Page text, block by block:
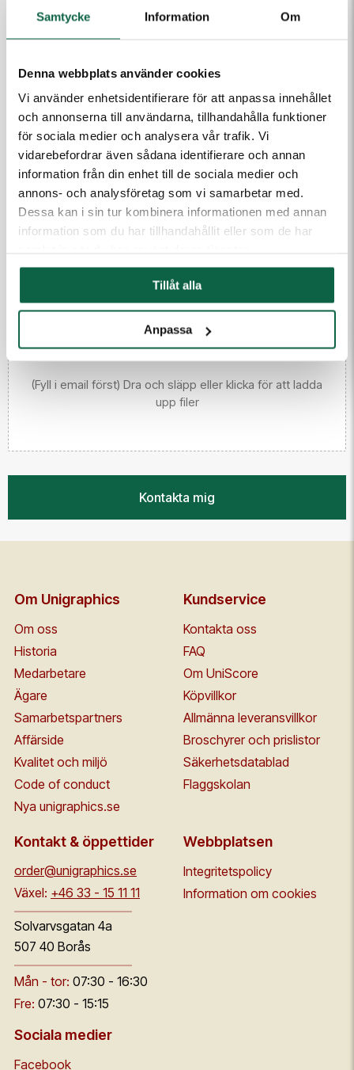
Samtycke Information Om
Denna webbplats använder cookies
Vi använder enhetsidentifierare för att anpassa innehållet
och annonserna till användarna, tillhandahålla funktioner
för sociala medier och analysera vår trafik. Vi
vidarebefordrar även sådana identifierare och annan
information från din enhet till de sociala medier och
annons- och analysföretag som vi samarbetar med.
Dessa kan i sin tur kombinera informationen med annan
information som du har tillhandahållit eller som de har
Tillåt alla
Anpassa
93
210
Produkten är en beställningsvara. Ange dina uppgifter
E-post
Telefon
(Fyll i email först) Dra och släpp eller klicka för att ladda
upp filer
Kontakta mig
Om Unigraphics
Om oss
Historia
Medarbetare
Ägare
Samarbetspartners
Affärside
Kvalitet och miljö
Code of conduct
Nya unigraphics.se
Kundservice
Kontakta oss
FAQ
Om UniScore
Köpvillkor
Allmänna leveransvillkor
Broschyrer och prislistor
Säkerhetsdatablad
Flaggskolan
Kontakt & öppettider
order@unigraphics.se
Växel: +46 33 - 15 11 11
Solvarvsgatan 4a
507 40 Borås
Mån - tor: 07:30 - 16:30
Fre: 07:30 - 15:15
Webbplatsen
Integritetspolicy
Information om cookies
Sociala medier
Facebook